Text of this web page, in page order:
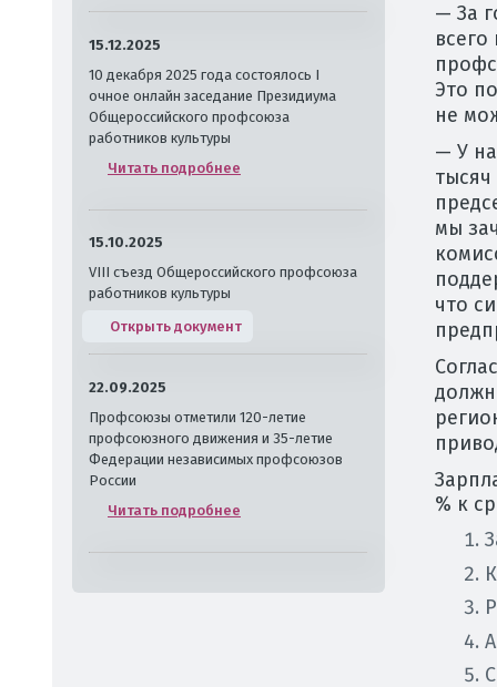
15.12.2025
10 декабря 2025 года состоялось I
очное онлайн заседание Президиума
Общероссийского профсоюза
работников культуры
Читать подробнее
15.10.2025
VIII съезд Общероссийского профсоюза
работников культуры
Открыть документ
22.09.2025
Профсоюзы отметили 120-летие
профсоюзного движения и 35-летие
Федерации независимых профсоюзов
России
Читать подробнее
— За
Это
не
— У
мы
что
% к